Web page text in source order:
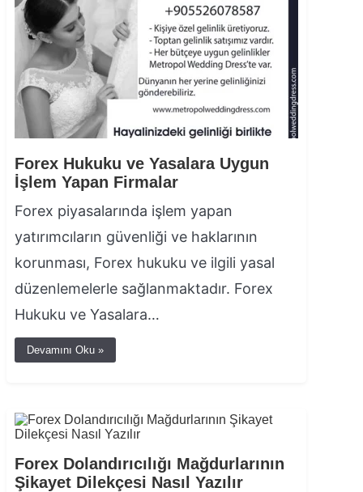
Forex Hukuku ve Yasalara Uygun
İşlem Yapan Firmalar
Forex piyasalarında işlem yapan
yatırımcıların güvenliği ve haklarının
korunması, Forex hukuku ve ilgili yasal
düzenlemelerle sağlanmaktadır. Forex
Hukuku ve Yasalara…
Devamını Oku »
Forex Dolandırıcılığı Mağdurlarının
Şikayet Dilekçesi Nasıl Yazılır